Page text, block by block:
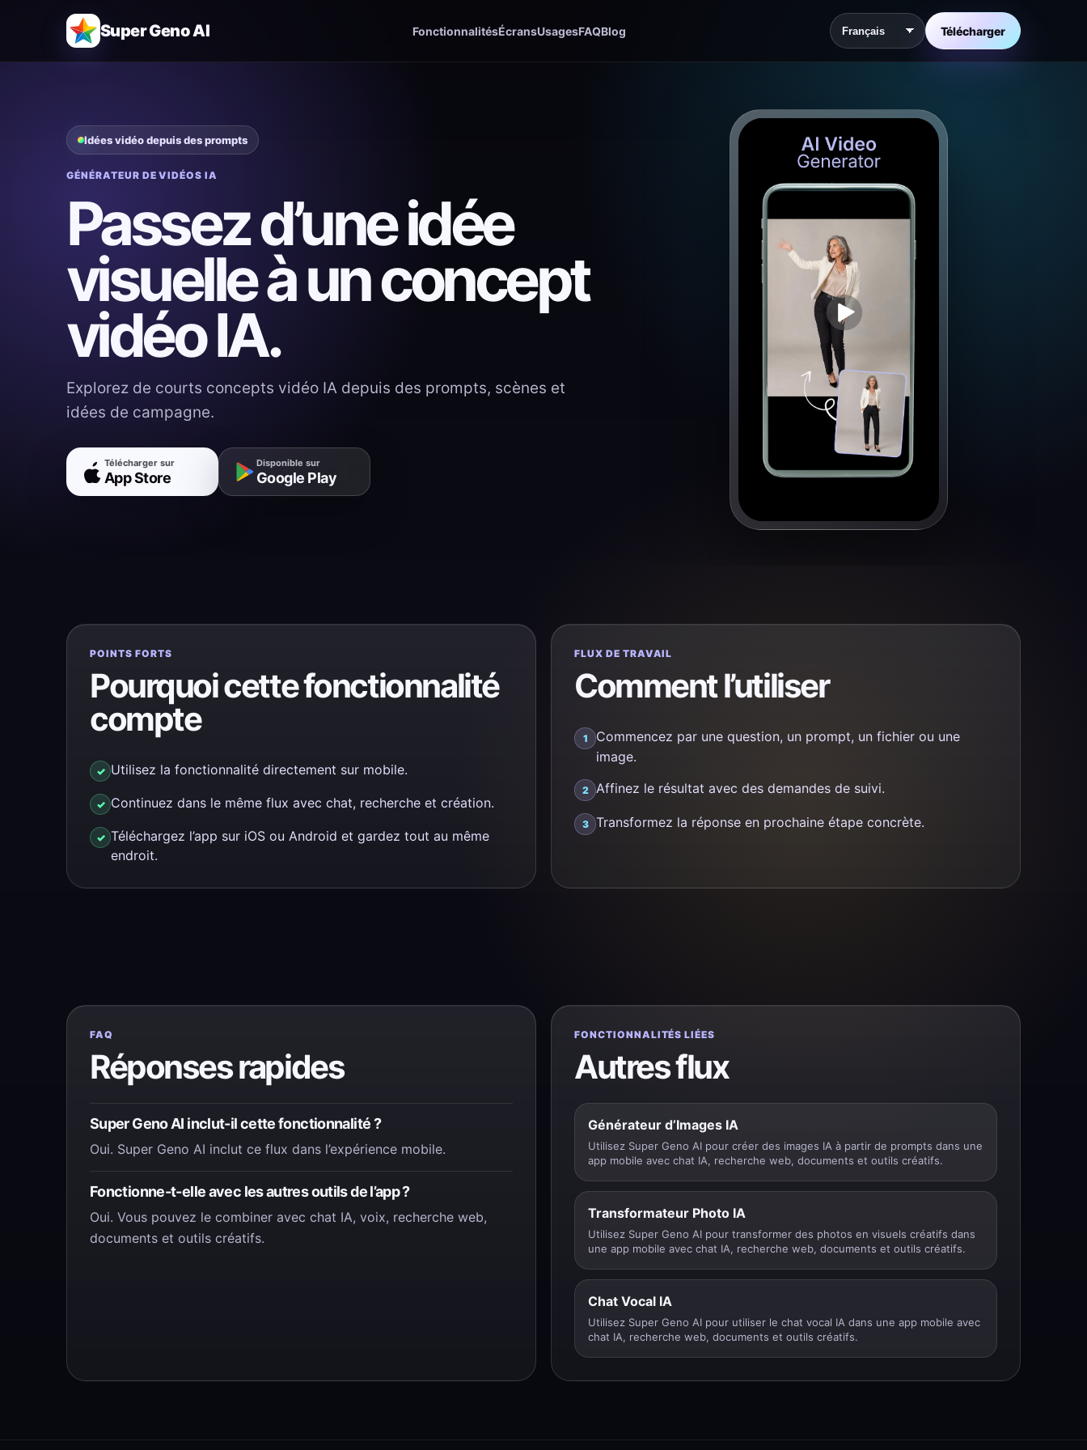
Super Geno AI FonctionnalitésÉcransUsagesFAQBlog Télécharger
Idées vidéo depuis des prompts
GÉNÉRATEUR DE VIDÉOS IA
Passez d’une idée
visuelle à un concept
vidéo IA.
Explorez de courts concepts vidéo IA depuis des prompts, scènes et
idées de campagne.
Télécharger sur
App Store
Disponible sur
Google Play
POINTS FORTS
Pourquoi cette fonctionnalité
compte
Utilisez la fonctionnalité directement sur mobile.
Continuez dans le même flux avec chat, recherche et création.
Téléchargez l’app sur iOS ou Android et gardez tout au même
endroit.
FLUX DE TRAVAIL
Comment l’utiliser
Commencez par une question, un prompt, un fichier ou une
image.
Affinez le résultat avec des demandes de suivi.
Transformez la réponse en prochaine étape concrète.
FAQ
Réponses rapides
Super Geno AI inclut-il cette fonctionnalité ?
Oui. Super Geno AI inclut ce flux dans l’expérience mobile.
Fonctionne-t-elle avec les autres outils de l’app ?
Oui. Vous pouvez le combiner avec chat IA, voix, recherche web,
documents et outils créatifs.
FONCTIONNALITÉS LIÉES
Autres flux
Générateur d’Images IA
Utilisez Super Geno AI pour créer des images IA à partir de prompts dans une
app mobile avec chat IA, recherche web, documents et outils créatifs.
Transformateur Photo IA
Utilisez Super Geno AI pour transformer des photos en visuels créatifs dans
une app mobile avec chat IA, recherche web, documents et outils créatifs.
Chat Vocal IA
Utilisez Super Geno AI pour utiliser le chat vocal IA dans une app mobile avec
chat IA, recherche web, documents et outils créatifs.